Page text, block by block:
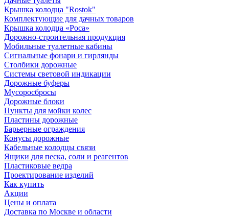
Крышка колодца "Rostok"
Комплектующие для дачных товаров
Крышка колодца «Роса»
Дорожно-строительная продукция
Мобильные туалетные кабины
Сигнальные фонари и гирлянды
Столбики дорожные
Системы световой индикации
Дорожные буферы
Мусоросбросы
Дорожные блоки
Пункты для мойки колес
Пластины дорожные
Барьерные ограждения
Конусы дорожные
Кабельные колодцы связи
Ящики для песка, соли и реагентов
Пластиковые ведра
Проектирование изделий
Как купить
Акции
Цены и оплата
Доставка по Москве и области